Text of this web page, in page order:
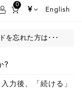
0
¥ English
を忘れた方は･･･
?
力後、「続ける」